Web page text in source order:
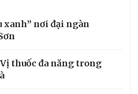
xanh” nơi đại ngàn
thuốc đa năng trong